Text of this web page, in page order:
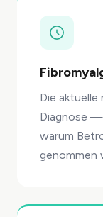
Die aktuelle
Diagnose
warum
genommen